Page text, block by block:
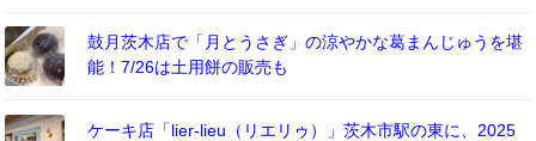
鼓月茨木店で「月とうさぎ」の涼やかな葛まんじゅうを堪
能！7/26は土用餅の販売も
ケーキ店「lier-lieu（リエリゥ）」茨木市駅の東に、2025